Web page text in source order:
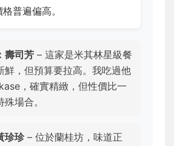
普遍偏高。
壽司芳 – 這家是米其林星級餐
鮮，但預算要拉高。我吃過他
，確實精緻，但性價比一
場合。
珍珍– 位於蘭桂坊，味道正